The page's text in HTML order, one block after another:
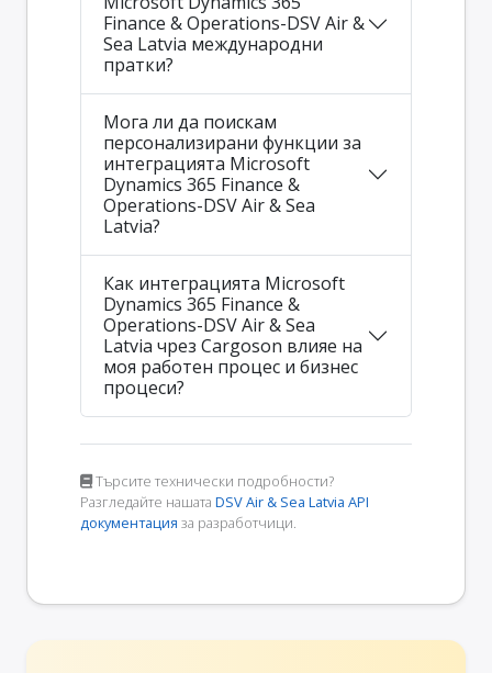
Finance & Operations-DSV Air &
Sea Latvia международни
пратки?
Мога ли да поискам
персонализирани функции за
интеграцията Microsoft
Dynamics 365 Finance &
Operations-DSV Air & Sea
Latvia?
Как интеграцията Microsoft
Dynamics 365 Finance &
Operations-DSV Air & Sea
Latvia чрез Cargoson влияе на
моя работен процес и бизнес
процеси?
Търсите технически подробности?
Разгледайте нашата DSV Air & Sea Latvia API
документация за разработчици.